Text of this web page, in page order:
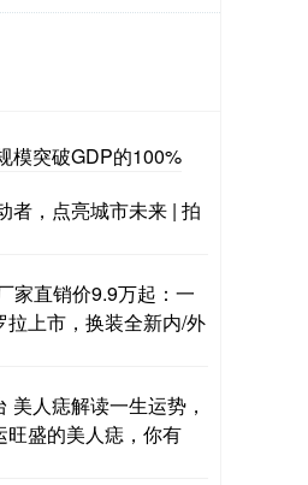
模突破GDP的100%
者，点亮城市未来 | 拍
家直销价9.9万起：一
上市，换装全新内/外
美人痣解读一生运势，
盛的美人痣，你有